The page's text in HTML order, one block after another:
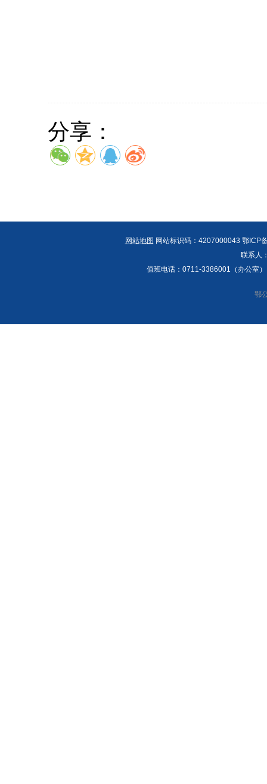
分享：
网站地图 网站标识码：4207000043 鄂ICP
联系人
值班电话：0711-3386001（办公室
鄂